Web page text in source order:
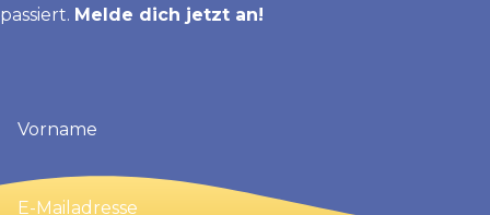
passiert. Melde dich jetzt an!
(erforderlich)
E-
Mailadresse